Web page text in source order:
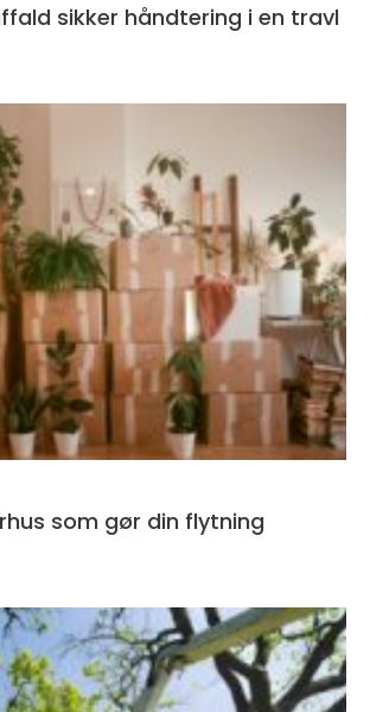
i en travl
som gør din flytning